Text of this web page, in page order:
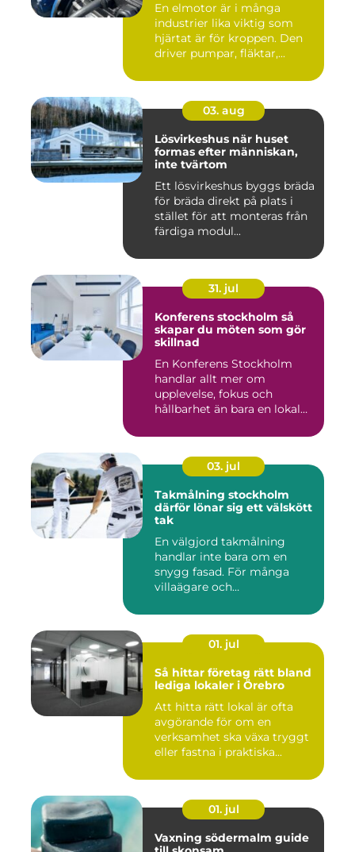
En elmotor är i många
industrier lika viktig som
hjärtat är för kroppen. Den
driver pumpar, fläktar,...
03. aug
Lösvirkeshus när huset
formas efter människan,
inte tvärtom
Ett lösvirkeshus byggs bräda
för bräda direkt på plats i
stället för att monteras från
färdiga modul...
31. jul
Konferens stockholm så
skapar du möten som gör
skillnad
En Konferens Stockholm
handlar allt mer om
upplevelse, fokus och
hållbarhet än bara en lokal
03. jul
Takmålning stockholm
därför lönar sig ett välskött
tak
En välgjord takmålning
handlar inte bara om en
snygg fasad. För många
villaägare och
01. jul
Så hittar företag rätt bland
lediga lokaler i Örebro
Att hitta rätt lokal är ofta
avgörande för om en
verksamhet ska växa tryggt
eller fastna i praktiska...
01. jul
Vaxning södermalm guide